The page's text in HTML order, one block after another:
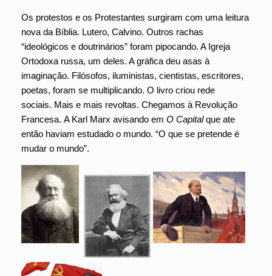
Os protestos e os Protestantes surgiram com uma leitura
nova da Bíblia. Lutero, Calvino. Outros rachas
“ideológicos e doutrinários” foram pipocando. A Igreja
Ortodoxa russa, um deles. A gráfica deu asas à
imaginação. Filósofos, iluministas, cientistas, escritores,
poetas, foram se multiplicando. O livro criou rede
sociais. Mais e mais revoltas. Chegamos à Revolução
Francesa. A Karl Marx avisando em O Capitalque ate
então haviam estudado o mundo. “O que se pretende é
mudar o mundo”.